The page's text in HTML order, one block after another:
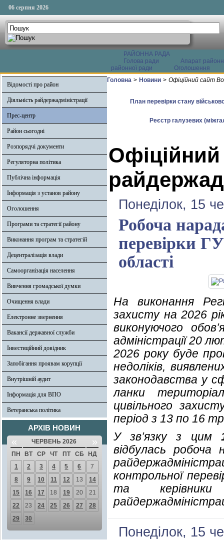
06 серпня 2026
РАЙОННА РАДА
Голова ради
Апарат
районної ради
Оголошення
Відомості про район
Діяльність райдержадміністрації
Прес-центр
Район сьогодні
Розпорядчі документи
Регуляторна політика
Публічна інформація
Інформація з установ району
Оголошення
Програми та стратегії району
Виконання програм та стратегій
Децентралізація влади
Самоорганізація населення
Вивчення громадської думки
Очищення влади
Електронне звернення
Вакансії державної служби
Інвестиційний довідник
Запобігання проявам корупції
Внутрішній аудит
Інформація для ВПО
Ветеранська політика
АРХІВ НОВИН
« ЧЕРВЕНЬ 2026 »
ПН ВТ СР ЧТ ПТ СБ
НД
1
2 3 4 5 6
7
8
9 10 11 12 13
14
15
16 17 18 19 20
21
22
23 24 25 26 27
28
29
30
Головна > Новини > Офіційний сайт
План перевірки стану
Реєстр галузевих
Понеділок, 15
Робоча
перевірки
області
На виконання
захисту на 2026
виконуючого
адміністрації 20
2026 року буде
недоліків,
законодавства у
ланки
цивільного
період з 13 по 16
У зв’язку з цим
відбулась робоча
контрольної
та керівники
Понеділок, 15